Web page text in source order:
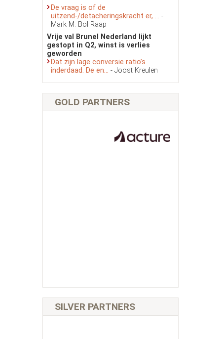
De vraag is of de
uitzend-/detacheringskracht er, ... -
Mark M. Bol Raap
Vrije val Brunel Nederland lijkt
gestopt in Q2, winst is verlies
geworden
Dat zijn lage conversie ratio’s
inderdaad. De en... - Joost Kreulen
GOLD PARTNERS
SILVER PARTNERS